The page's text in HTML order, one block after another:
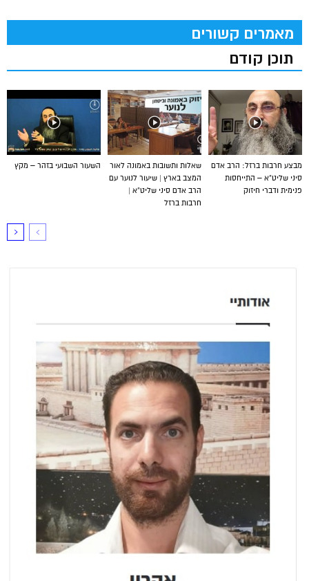
מאמרים קשורים
תוכן קודם
השעור השבועי בזהר – מקץ
שאלות ותשובות באמונה לאור
המצב בארץ | שיעור לנוער עם
הרב אדם סיני שליט”א |
חרבות ברזל
מבצע חרבות ברזל: הרב אדם
סיני שליט”א – התייחסות
פנימית ודברי חיזוק